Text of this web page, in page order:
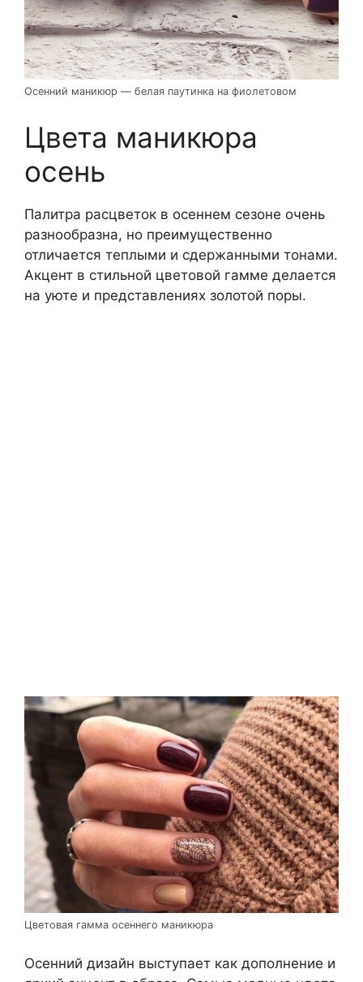
Осенний маникюр — белая паутинка на фиолетовом
Цвета маникюра
осень
Палитра расцветок в осеннем сезоне очень
разнообразна, но преимущественно
отличается теплыми и сдержанными тонами.
Акцент в стильной цветовой гамме делается
на уюте и представлениях золотой поры.
Цветовая гамма осеннего маникюра
Осенний дизайн выступает как дополнение и